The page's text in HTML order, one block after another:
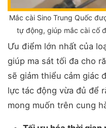
Mắc cài Sino Trung Quốc
tự động, giúp mắc cài cố
Ưu điểm lớn nhất của
giúp ma sát tối đa cho
sẽ giảm thiểu cảm giác
lực tác động vừa đủ để
mong muốn trên cung